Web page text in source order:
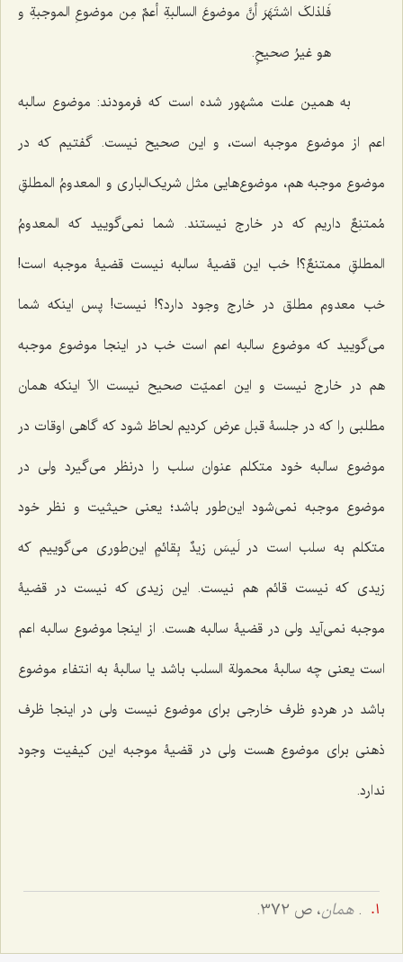
فَلذلکَ اشتَهَرَ أنَّ موضوعَ السالبةِ أعمٌ مِن موضوعِ الموجبةِ و
هو غیرُ صحیحٍ.
به همین علت مشهور شده است که فرمودند: موضوع سالبه
اعم از موضوع موجبه است، و این صحیح نیست. گفتیم که در
موضوع موجبه هم، موضوع‌هایی مثل شریک‌الباری و المعدومُ المطلقِ
مُمتنِعٌ داریم که در خارج نیستند. شما نمی‌گویید که المعدومُ
المطلقِ ممتنعٌ؟! خب این قضیۀ سالبه نیست قضیۀ موجبه است!
خب معدوم مطلق در خارج وجود دارد؟! نیست! پس اینکه شما
می‌گویید که موضوع سالبه اعم است خب در اینجا موضوع موجبه
هم در خارج نیست و این اعمیّت صحیح نیست الاّ اینکه همان
مطلبی را که در جلسۀ قبل عرض کردیم لحاظ شود که گاهی اوقات در
موضوع سالبه خود متکلم عنوان سلب را درنظر می‌گیرد ولی در
موضوع موجبه نمی‌شود این‌طور باشد؛ یعنی حیثیت و نظر خود
متکلم به سلب است در لَیسَ زیدٌ بِقائمٍ این‌طوری می‌گوییم که
زیدی که نیست قائم هم نیست. این زیدی که نیست در قضیۀ
موجبه نمی‌آید ولی در قضیۀ سالبه هست. از اینجا موضوع سالبه اعم
است یعنی چه سالبۀ محمولة السلب باشد یا سالبۀ به انتفاء موضوع
باشد در هردو ظرف خارجی برای موضوع نیست ولی در اینجا ظرف
ذهنی برای موضوع هست ولی در قضیۀ موجبه این کیفیت وجود
ندارد.
.همان، ص 372.